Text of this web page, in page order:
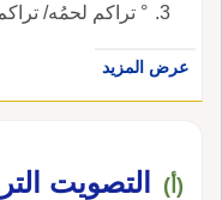
° تراكم لحمُه/
عرض المزيد
(أ) التصويت